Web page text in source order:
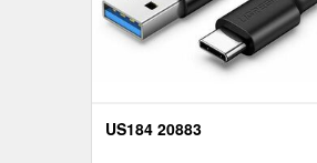
US184 20883